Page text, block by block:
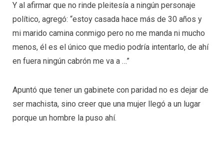
Y al afirmar que no rinde pleitesía a ningún personaje
político, agregó: “estoy casada hace más de 30 años y
mi marido camina conmigo pero no me manda ni mucho
menos, él es el único que medio podría intentarlo, de ahí
en fuera ningún cabrón me va a …”
Apuntó que tener un gabinete con paridad no es dejar de
ser machista, sino creer que una mujer llegó a un lugar
porque un hombre la puso ahí.